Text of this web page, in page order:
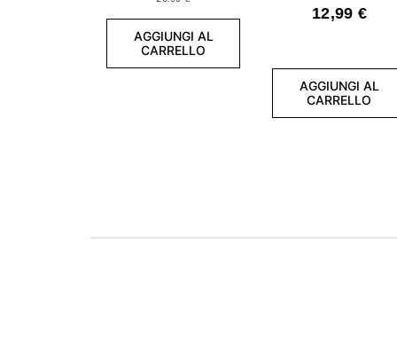
AGGIUNGI AL
CARRELLO
semipermanente
12,99 €
AGGIUNGI AL
CARRELLO